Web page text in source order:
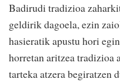
Badirudi tradizioa
geldirik dagoela, ezin
hasieratik apustu hori
horretan aritzea tradizioa
tarteka atzera begiratzen